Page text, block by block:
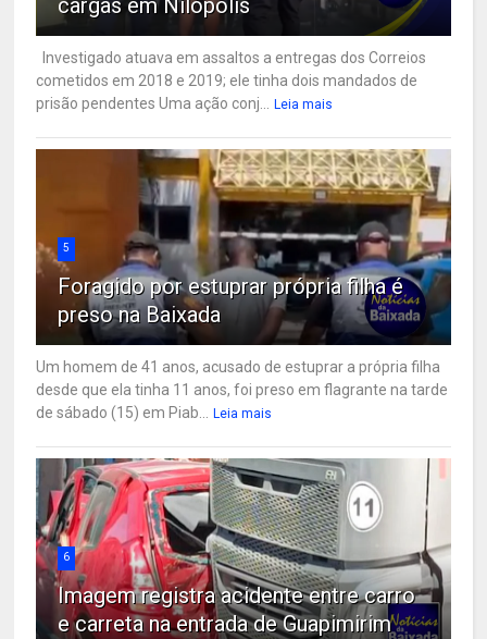
cargas em Nilópolis
Investigado atuava em assaltos a entregas dos Correios
cometidos em 2018 e 2019; ele tinha dois mandados de
prisão pendentes Uma ação conj...
Leia mais
5
Foragido por estuprar própria filha é
preso na Baixada
Um homem de 41 anos, acusado de estuprar a própria filha
desde que ela tinha 11 anos, foi preso em flagrante na tarde
de sábado (15) em Piab...
Leia mais
6
Imagem registra acidente entre carro
e carreta na entrada de Guapimirim